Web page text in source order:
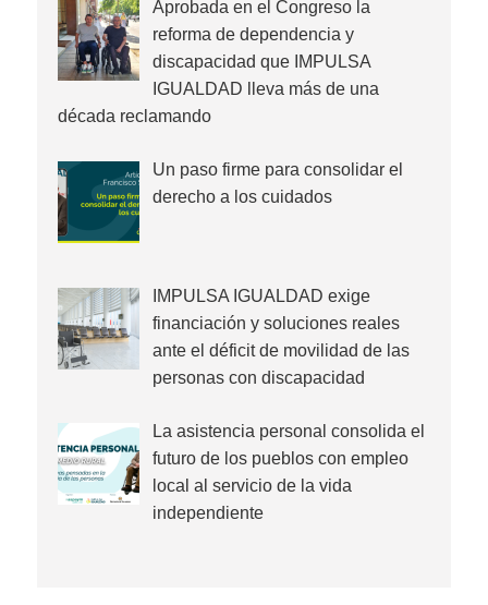
Aprobada en el Congreso la
reforma de dependencia y
discapacidad que IMPULSA
IGUALDAD lleva más de una
década reclamando
Un paso firme para consolidar el
derecho a los cuidados
IMPULSA IGUALDAD exige
financiación y soluciones reales
ante el déficit de movilidad de las
personas con discapacidad
La asistencia personal consolida el
futuro de los pueblos con empleo
local al servicio de la vida
independiente